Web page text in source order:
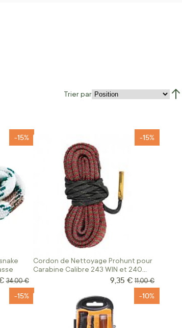
Trier par
-15%
Prix normal
34,00 €
Cordon de Nettoyage Prohunt pour
Carabine Calibre 243 WIN et 240
-15%
Prix Spécial
9,35 € Prix normal
11,00 €
-15% -10%